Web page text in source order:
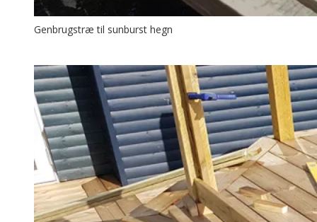
Genbrugstræ til sunburst hegn